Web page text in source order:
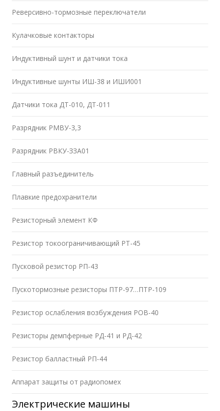
Реверсивно-тормозные переключатели
Кулачковые контакторы
Индуктивный шунт и датчики тока
Индуктивные шунты ИШ-38 и ИШИ001
Датчики тока ДТ-010, ДТ-011
Разрядник РМВУ-3,3
Разрядник РВКУ-ЗЗА01
Главный разъединитель
Плавкие предохранители
Резисторный элемент КФ
Резистор токоограничивающий РТ-45
Пусковой резистор РП-43
Пускотормозные резисторы ПТР-97…ПТР-109
Резистор ослабления возбуждения РОВ-40
Резисторы демпферные РД-41 и РД-42
Резистор балластный РП-44
Аппарат защиты от радиопомех
Электрические машины